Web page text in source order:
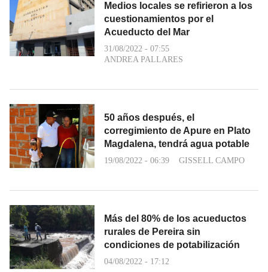
Medios locales se refirieron a los
cuestionamientos por el
Acueducto del Mar
31/08/2022 - 07:55
ANDREA PALLARES
50 años después, el
corregimiento de Apure en Plato
Magdalena, tendrá agua potable
19/08/2022 - 06:39 GISSELL CAMPO
Más del 80% de los acueductos
rurales de Pereira sin
condiciones de potabilización
04/08/2022 - 17:12